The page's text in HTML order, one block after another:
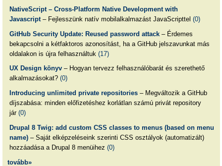
NativeScript – Cross-Platform Native Development with
Javascript– Fejlesszünk natív mobilalkalmazást JavaScripttel (0)
GitHub Security Update: Reused password attack– Érdemes
bekapcsolni a kétfaktoros azonosítást, ha a GitHub jelszavunkat más
oldalakon is újra felhasználtuk (17)
UX Design könyv– Hogyan tervezz felhasználóbarát és szerethető
alkalmazásokat? (0)
Introducing unlimited private repositories– Megváltozik a GitHub
díjszabása: minden előfizetéshez korlátlan számú privát repository
jár (0)
Drupal 8 Twig: add custom CSS classes to menus (based on menu
name)– Saját elképzeléseink szerinti CSS osztályok (automatizált)
hozzáadása a Drupal 8 menüihez (0)
tovább»